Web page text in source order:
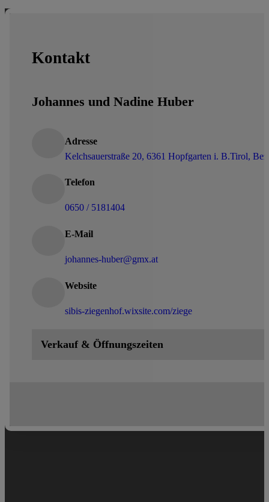
Kontakt
Johannes und Nadine Huber
Adresse
Kelchsauerstraße 20, 6361 Hopfgarten i. B.Tirol,
Telefon
0650 / 5181404
E-Mail
johannes-huber@gmx.at
Website
sibis-ziegenhof.wixsite.com/ziege
Verkauf & Öffnungszeiten